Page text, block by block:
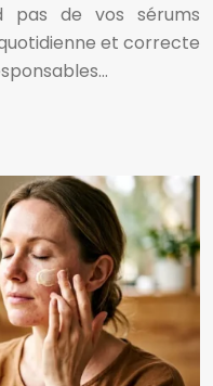
pas de vos sérums
et correcte